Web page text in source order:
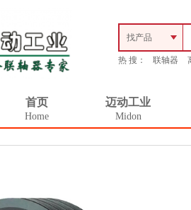
找产品
热 搜： 联轴器
首页
Home
迈动工业
Midon